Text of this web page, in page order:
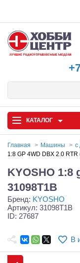
КАТАЛОГ
Запчасти и
Игрушки
Главная Машины с
1:8 GP 4WD DBX 2.0
KYOSHO 1:8
31098T1B
Бренд: KYOSHO
Артикул: 31098T1B
ID: 27687
В